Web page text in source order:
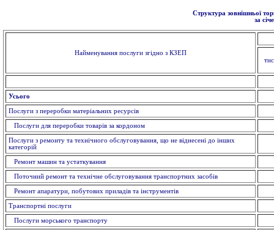
Структура зовнішньої
за
Найменування послуги згідно з КЗЕП
Усього
Послуги з переробки матеріальних ресурсів
Послуги для переробки товарів за кордоном
Послуги з ремонту та технічного обслуговування, що не віднесені до інших
категорій
Ремонт машин та устаткування
Поточний ремонт та технічне обслуговування транспортних засобів
Ремонт апаратури, побутових приладів та інструментів
Транспортні послуги
Послуги морського транспорту